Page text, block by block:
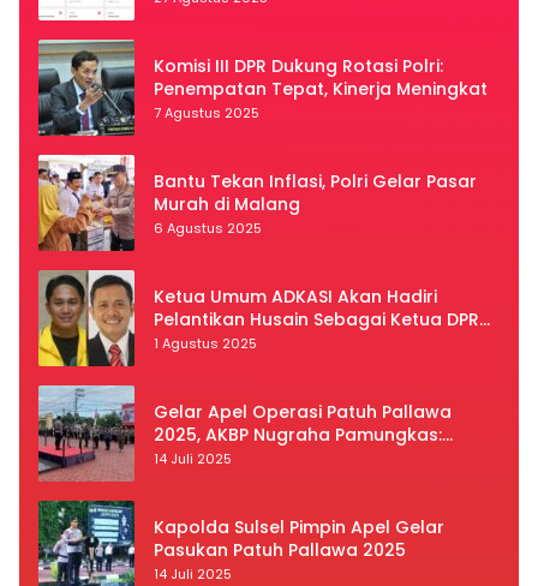
Komisi III DPR Dukung Rotasi Polri:
Penempatan Tepat, Kinerja Meningkat
7 Agustus 2025
Bantu Tekan Inflasi, Polri Gelar Pasar
Murah di Malang
6 Agustus 2025
Ketua Umum ADKASI Akan Hadiri
Pelantikan Husain Sebagai Ketua DPRD
Luwu Utara
1 Agustus 2025
Gelar Apel Operasi Patuh Pallawa
2025, AKBP Nugraha Pamungkas:
Kedisiplinan dan Keselamatan Jadi
14 Juli 2025
Kapolda Sulsel Pimpin Apel Gelar
Pasukan Patuh Pallawa 2025
14 Juli 2025